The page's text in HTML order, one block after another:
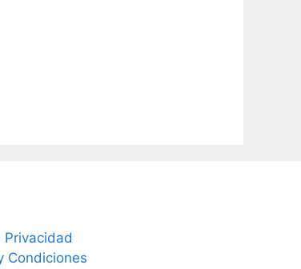
Privacidad
Condiciones